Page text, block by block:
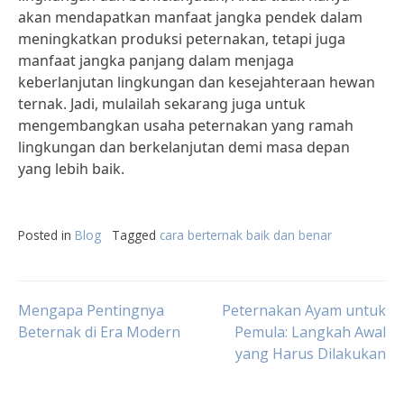
akan mendapatkan manfaat jangka pendek dalam
meningkatkan produksi peternakan, tetapi juga
manfaat jangka panjang dalam menjaga
keberlanjutan lingkungan dan kesejahteraan hewan
ternak. Jadi, mulailah sekarang juga untuk
mengembangkan usaha peternakan yang ramah
lingkungan dan berkelanjutan demi masa depan
yang lebih baik.
Posted in Blog Tagged cara berternak baik dan benar
Post
Mengapa Pentingnya
Beternak di Era Modern
Peternakan Ayam untuk
Pemula: Langkah Awal
yang Harus Dilakukan